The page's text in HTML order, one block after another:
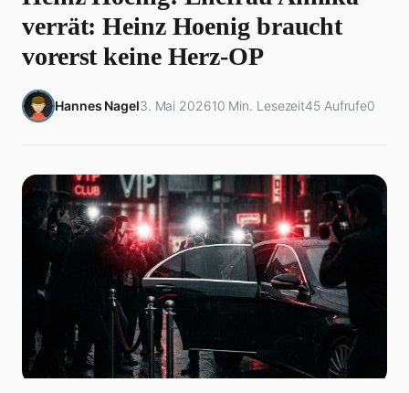
verrät: Heinz Hoenig braucht
vorerst keine Herz-OP
Hannes Nagel3. Mai 202610 Min. Lesezeit45 Aufrufe0